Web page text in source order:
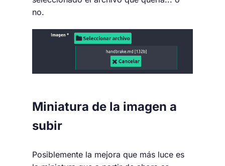
no.
Miniatura de la imagen a
subir
Posiblemente la mejora que más luce es